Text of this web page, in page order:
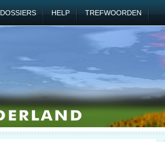
DOSSIERS HELP TREFWOORDEN